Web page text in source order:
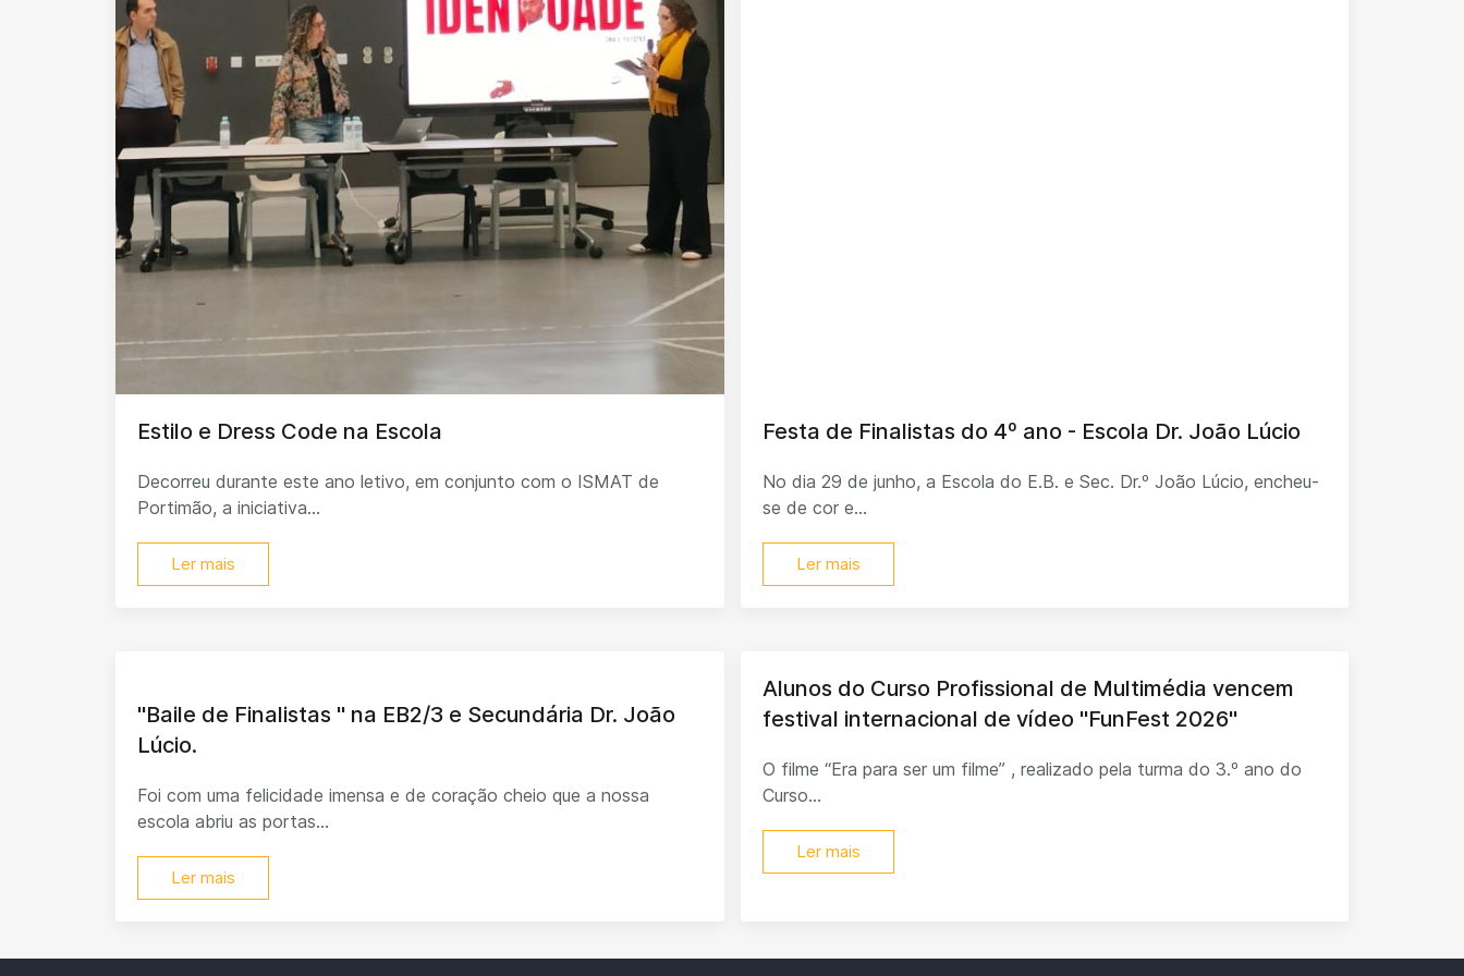
Estilo e Dress Code na Escola
Decorreu durante este ano letivo, em conjunto com o ISMAT de
Portimão, a iniciativa...
Ler mais
Festa de Finalistas do 4º ano - Escola Dr. João Lúcio
No dia 29 de junho, a Escola do E.B. e Sec. Dr.º João Lúcio, encheu-
se de cor e...
Ler mais
"Baile de Finalistas " na EB2/3 e Secundária Dr. João
Lúcio.
Foi com uma felicidade imensa e de coração cheio que a nossa
escola abriu as portas...
Ler mais
Alunos do Curso Profissional de Multimédia vencem
festival internacional de vídeo "FunFest 2026"
O filme “Era para ser um filme” , realizado pela turma do 3.º ano do
Curso...
Ler mais